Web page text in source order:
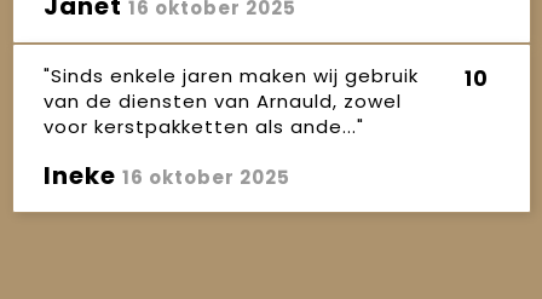
16 oktober 2025
"Sinds enkele jaren maken wij gebruik
van de diensten van Arnauld, zowel
voor kerstpakketten als ande..."
10
Ineke 16 oktober 2025